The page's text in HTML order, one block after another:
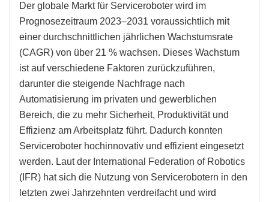
Der globale Markt für Serviceroboter wird im
Prognosezeitraum 2023–2031 voraussichtlich mit
einer durchschnittlichen jährlichen Wachstumsrate
(CAGR) von über 21 % wachsen. Dieses Wachstum
ist auf verschiedene Faktoren zurückzuführen,
darunter die steigende Nachfrage nach
Automatisierung im privaten und gewerblichen
Bereich, die zu mehr Sicherheit, Produktivität und
Effizienz am Arbeitsplatz führt. Dadurch konnten
Serviceroboter hochinnovativ und effizient eingesetzt
werden. Laut der International Federation of Robotics
(IFR) hat sich die Nutzung von Servicerobotern in den
letzten zwei Jahrzehnten verdreifacht und wird